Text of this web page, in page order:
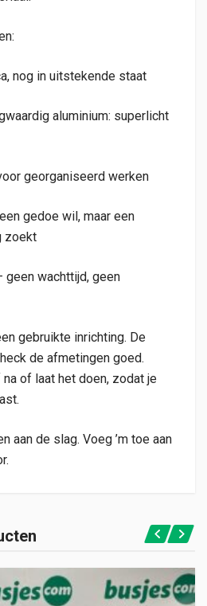
nog in uitstekende staat
aluminium: superlicht
georganiseerd werken
gedoe wil, maar een
zoekt
wachttijd, geen
gebruikte inrichting. De
de afmetingen goed.
of laat het doen, zodat je
aan de slag. Voeg ’m toe aan